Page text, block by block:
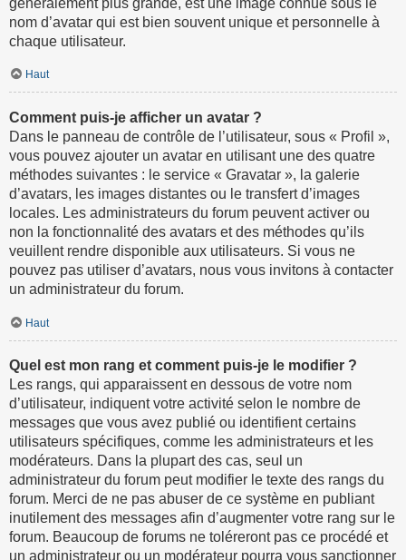
nom d’avatar qui est bien souvent unique et personnelle à
chaque utilisateur.
Haut
Comment puis-je afficher un avatar ?
Dans le panneau de contrôle de l’utilisateur, sous « Profil »,
vous pouvez ajouter un avatar en utilisant une des quatre
méthodes suivantes : le service « Gravatar », la galerie
d’avatars, les images distantes ou le transfert d’images
locales. Les administrateurs du forum peuvent activer ou
non la fonctionnalité des avatars et des méthodes qu’ils
veuillent rendre disponible aux utilisateurs. Si vous ne
pouvez pas utiliser d’avatars, nous vous invitons à contacter
un administrateur du forum.
Haut
Quel est mon rang et comment puis-je le modifier ?
Les rangs, qui apparaissent en dessous de votre nom
d’utilisateur, indiquent votre activité selon le nombre de
messages que vous avez publié ou identifient certains
utilisateurs spécifiques, comme les administrateurs et les
modérateurs. Dans la plupart des cas, seul un
administrateur du forum peut modifier le texte des rangs du
forum. Merci de ne pas abuser de ce système en publiant
inutilement des messages afin d’augmenter votre rang sur le
forum. Beaucoup de forums ne toléreront pas ce procédé et
un administrateur ou un modérateur pourra vous sanctionner